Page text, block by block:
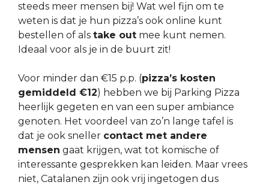
steeds meer mensen bij! Wat wel fijn om te
weten is dat je hun pizza’s ook online kunt
bestellen of als take out mee kunt nemen.
Ideaal voor als je in de buurt zit!
Voor minder dan €15 p.p. (pizza’s kosten
gemiddeld €12) hebben we bij Parking Pizza
heerlijk gegeten en van een super ambiance
genoten. Het voordeel van zo’n lange tafel is
dat je ook sneller contact met andere
mensen gaat krijgen, wat tot komische of
interessante gesprekken kan leiden. Maar vrees
niet, Catalanen zijn ook vrij ingetogen dus